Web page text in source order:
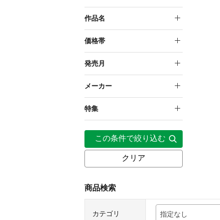
キャラグッズ
作品名
周防パトラ
価格帯
～999円
5,000円～9,999円
発売月
2026年6月
メーカー
特集
周防パトラ【わんにゃんメ
イドカフェ】発売記念グッ
ズ
この条件で絞り込む
クリア
商品検索
カテゴリ 指定なし